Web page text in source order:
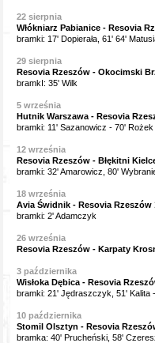
22 sierpnia
Włókniarz Pabianice - Resovia
bramki: 17' Dopierała, 61' 64'
29 sierpnia
Resovia Rzeszów - Okocimski
bramkI: 35' Wilk
5 września
Hutnik Warszawa - Resovia
bramki: 11' Sazanowicz - 70' Rożek
12 września
Resovia Rzeszów - Błękitni
bramki: 32' Amarowicz, 80'
18 września
Avia Świdnik - Resovia Rzeszów
bramki: 2' Adamczyk
26 września
Resovia Rzeszów - Karpaty
3 października
Wisłoka Dębica - Resovia
bramki: 21' Jędraszczyk, 51' Kalita
10 października
Stomil Olsztyn - Resovia
bramka: 40' Prucheński, 58'